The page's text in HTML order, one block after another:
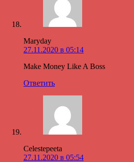
Maryday
27.11.2020 в 05:14
Make Money Like A Boss
Ответить
Celestepeeta
27.11.2020 в 05:54